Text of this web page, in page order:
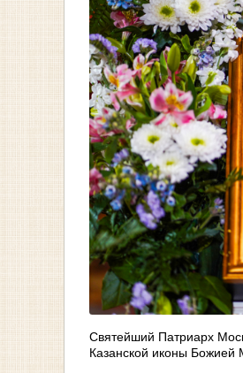
Святейший Патриарх
Казанской иконы Божией